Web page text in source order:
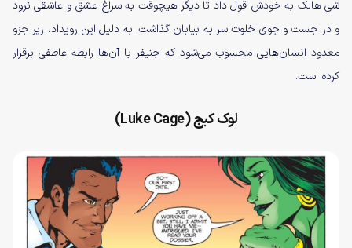
شی هالک به خودش قول داد تا دیگر هیچوقت به سراغ عشق و عاشقی نرود
و در جست و جوی خلوت سر به بیابان گذاشت. به دلیل این رویداد، زپر جزو
معدود انسان‌هایی محسوب می‌شود که جنیفر با آن‌ها رابطه عاطفی برقرار
کرده است.
لوک کیج (Luke Cage)